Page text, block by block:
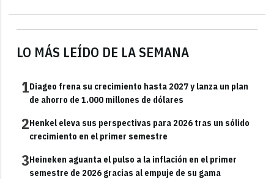
LO MÁS LEÍDO DE LA SEMANA
1Diageo frena su crecimiento hasta 2027 y lanza un plan
de ahorro de 1.000 millones de dólares
2Henkel eleva sus perspectivas para 2026 tras un sólido
crecimiento en el primer semestre
3Heineken aguanta el pulso a la inflación en el primer
semestre de 2026 gracias al empuje de su gama